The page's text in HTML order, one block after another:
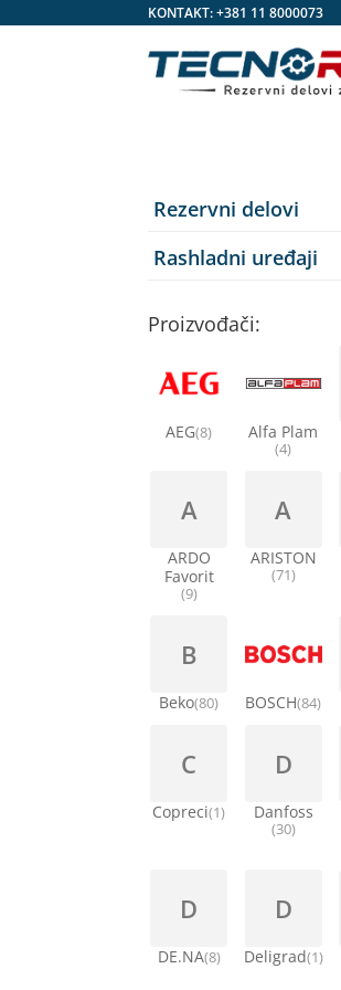
KONTAKT:+381 11 8000073
Rezervni delovi
Rashladni uređaji
Proizvođači:
AEG(8) Alfa Plam
(4)
A
ARDO
Favorit
(9)
A
ARISTON
(71)
B
Beko(80) BOSCH(84)
C
Copreci(1)
D
Danfoss
(30)
D
DE.NA(8)
D
Deligrad(1)